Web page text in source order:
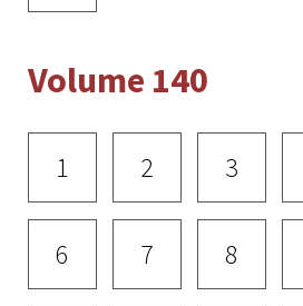
Volume 140
1 2 3
6 7 8